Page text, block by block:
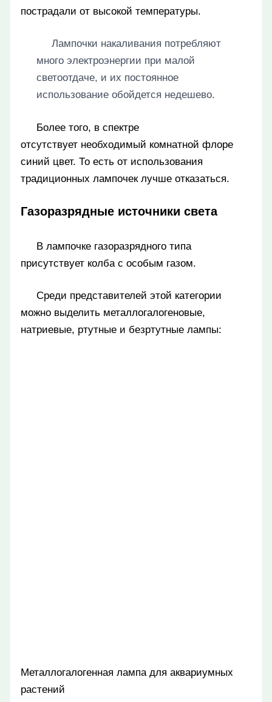
пострадали от высокой температуры.
Лампочки накаливания потребляют
много электроэнергии при малой
светоотдаче, и их постоянное
использование обойдется недешево.
Более того, в спектре
отсутствует необходимый комнатной флоре
синий цвет. То есть от использования
традиционных лампочек лучше отказаться.
Газоразрядные источники света
В лампочке газоразрядного типа
присутствует колба с особым газом.
Среди представителей этой категории
можно выделить металлогалогеновые,
натриевые, ртутные и безртутные лампы:
Металлогалогенная лампа для аквариумных
растений